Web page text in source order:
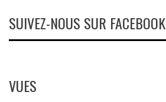
SUIVEZ-NOUS SUR FACEBOOK
VUES